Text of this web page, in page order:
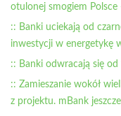
otulonej smogiem
:: Banki uciekają od
inwestycji w energetykę
:: Banki odwracają się
:: Zamieszanie wokół
z projektu. mBank